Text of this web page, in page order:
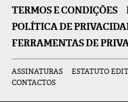
TERMOS E CONDIÇÕES
POLÍTICA DE
FERRAMENTAS DE
ASSINATURAS ESTATUTO
CONTACTOS